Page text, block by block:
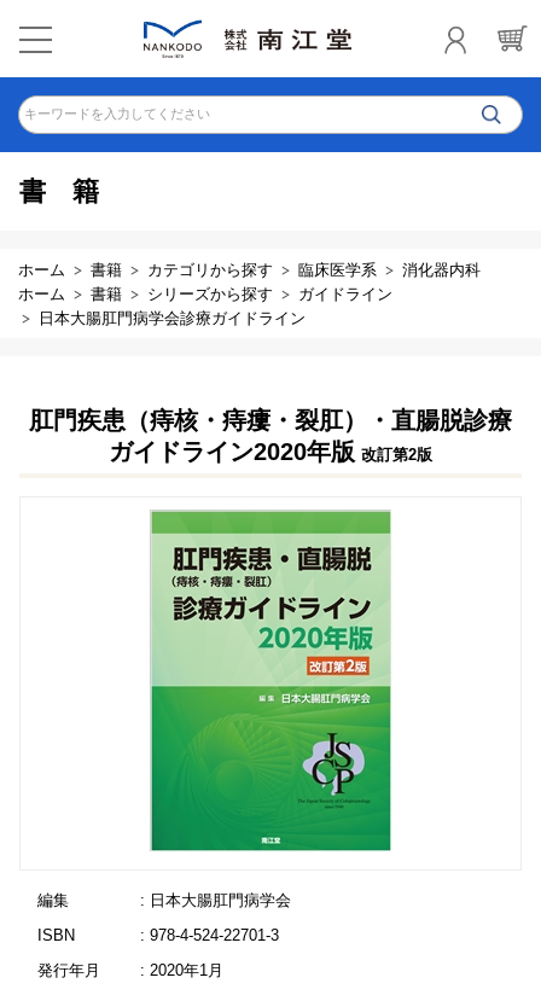
キーワードを入力してください
書籍
ホーム 書籍 カテゴリから探す 臨床医学系
消化器内科
ホーム
書籍 シリーズから探す
ガイドライン
日本大腸肛門病学会診療ガイドライン
肛門疾患（痔核・痔瘻・裂肛）・直腸脱診療
ガイドライン2020年版 改訂第2版
編集
: 日本大腸肛門病学会
ISBN
: 978-4-524-22701-3
発行年月
: 2020年1月